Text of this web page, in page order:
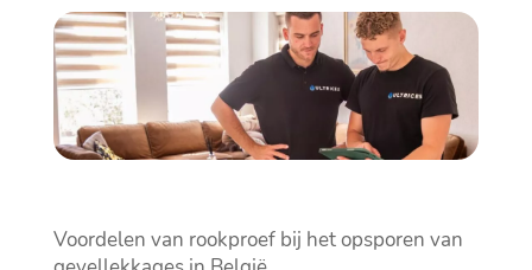
Voordelen van rookproef bij het opsporen van